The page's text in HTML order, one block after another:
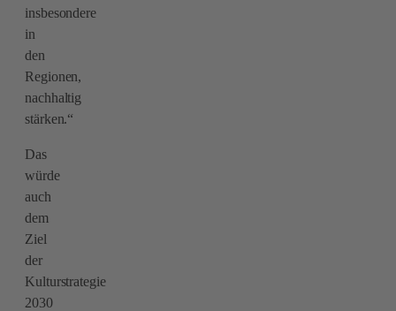
insbesondere
in
den
Regionen,
nachhaltig
stärken.“
Das
würde
auch
dem
Ziel
der
Kulturstrategie
2030